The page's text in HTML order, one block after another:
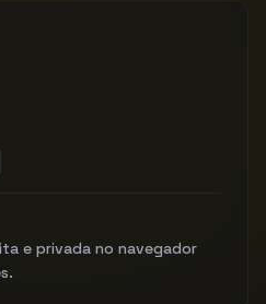
e privada no navegador